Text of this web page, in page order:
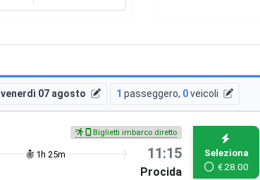
venerdì 07 agosto 1 passeggero, 0veicoli
Biglietti imbarco diretto
1h 25m 11:15
Procida
Seleziona
€28.00